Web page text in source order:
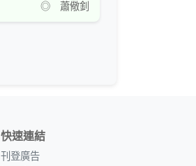
◎ 蕭儆釗
快速連結
刊登廣告